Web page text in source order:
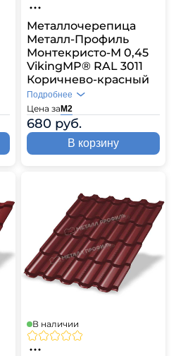
Металлочерепица
Металл-Профиль
Монтекристо-M 0,45
VikingMP® RAL 3011
Коричнево-красный
Цена заМ2
680 руб.
Подробнее
В корзину
В наличии